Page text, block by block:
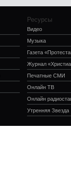
Ресурсы
Видео
Музыка
Газета
Журнал
Печатные СМИ
Онлайн ТВ
Онлайн
Утренняя Звезда